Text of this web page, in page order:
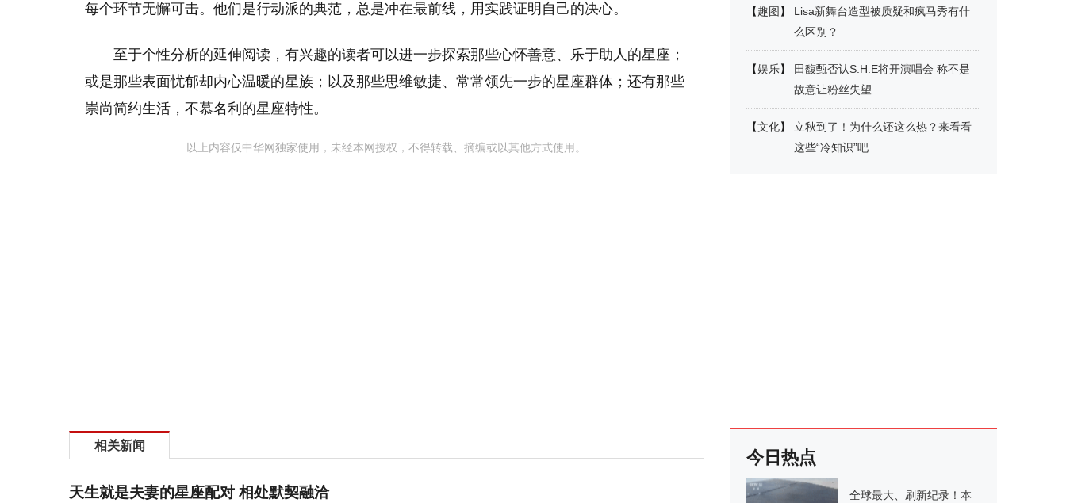
每个环节无懈可击。他们是行动派的典范，总是冲在最前线，用实践证明自己的决心。
至于个性分析的延伸阅读，有兴趣的读者可以进一步探索那些心怀善意、乐于助人的星座；
或是那些表面忧郁却内心温暖的星族；以及那些思维敏捷、常常领先一步的星座群体；还有那些
崇尚简约生活，不慕名利的星座特性。
以上内容仅中华网独家使用，未经本网授权，不得转载、摘编或以其他方式使用。
相关新闻
天生就是夫妻的星座配对 相处默契融洽
【趣图 】
Lisa新舞台造型被质疑和疯马秀有什
么区别？
【娱乐】
田馥甄否认S.H.E将开演唱会 称不是
故意让粉丝失望
【文化】
立秋到了！为什么还这么热？来看看
这些“冷知识”吧
今日热点
全球最大、刷新纪录！本